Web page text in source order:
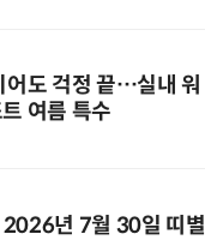
어도 걱정 끝…실내 워
여름 특수
2026년 7월 30일 띠별